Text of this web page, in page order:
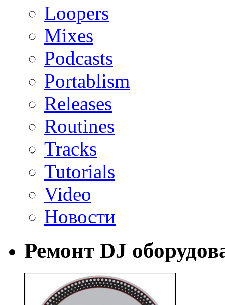
Loopers
Mixes
Podcasts
Portablism
Releases
Routines
Tracks
Tutorials
Video
Новости
Ремонт DJ